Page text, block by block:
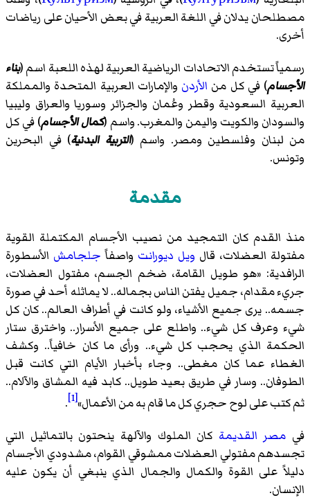
مصطلحان يدلان في اللغة العربية في بعض الأحيان على رياضات
أخرى.
رسمياً تستخدم الاتحادات الرياضية العربية لهذه اللعبة اسم (بناء
الأجسام) في كل من الأردن والإمارات العربية المتحدة والمملكة
العربية السعودية وقطر وعُمان والجزائر وسورياوالعراق وليبيا
والسودان والكويت واليمن والمغرب. واسم (كمال الأجسام) في كل
من لبنان وفلسطين ومصر. واسم (التربية البدنية) في البحرين
وتونس.
مقدمة
منذ القدم كان التمجيد من نصيب الأجسام المكتملة القوية
مفتولة العضلات، قال ويل ديورانت واصفاً جلجامش الأسطورة
الرافدية: «هو طويل القامة، ضخم الجسم، مفتول العضلات،
جريء مقدام، جميل يفتن الناس بجماله.. لا يماثله أحد في صورة
جسمه.. يرى جميع الأشياء، ولو كانت في أطراف العالم.. كان كل
شيء وعرف كل شيء.. واطلع على جميع الأسرار.. واخترق ستار
الحكمة الذي يحجب كل شيء.. ورأى ما كان خافياً.. وكشف
الغطاء عما كان مغطى.. وجاء بأخبار الأيام التي كانت قبل
الطوفان.. وسار في طريق بعيد طويل.. كابد فيه المشاق والآلام..
ثم كتب على لوح حجري كل ما قام به من الأعمال»[1]
.
في مصر القديمة كان الملوك والآلهة ينحتون بالتماثيل التي
تجسدهم مفتولي العضلات ممشوقي القوام، مشدودي الأجسام
دليلاً على القوة والكمال والجمال الذي ينبغي أن يكون عليه
الإنسان.